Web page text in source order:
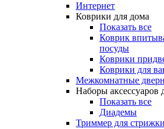
Интернет
Коврики для дома
Показать все
Коврик
посуды
Коврики
Коврики для
Межкомнатные
Наборы аксессуаров
Показать все
Диадемы
Триммер для стрижки